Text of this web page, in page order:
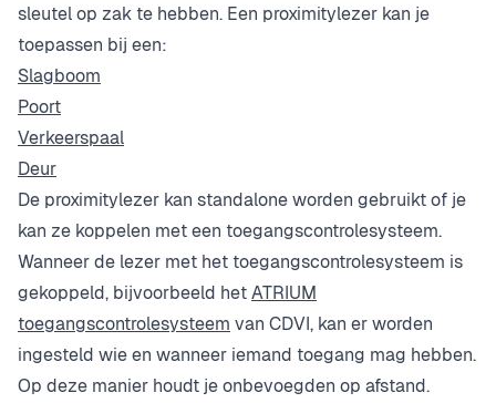
sleutel op zak te hebben. Een proximitylezer kan je
toepassen bij een:
Slagboom
Poort
Verkeerspaal
Deur
De proximitylezer kan standalone worden gebruikt of je
kan ze koppelen met een toegangscontrolesysteem.
Wanneer de lezer met het toegangscontrolesysteem is
gekoppeld, bijvoorbeeld hetATRIUM
toegangscontrolesysteem van CDVI, kan er worden
ingesteld wie en wanneer iemand toegang mag hebben.
Op deze manier houdt je onbevoegden op afstand.